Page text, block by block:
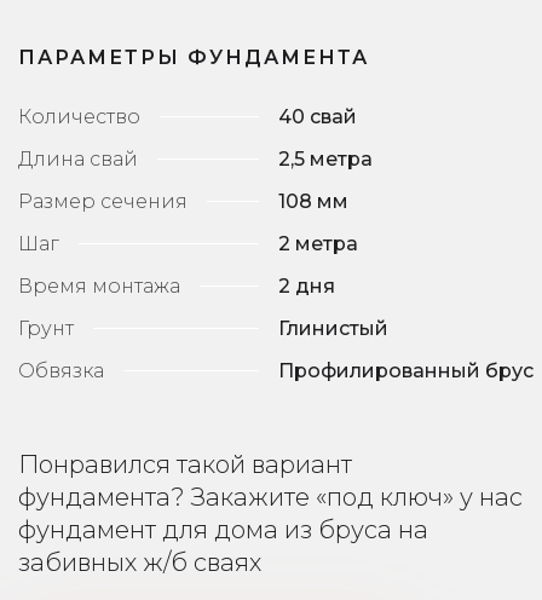
ПАРАМЕТРЫ ФУНДАМЕНТА
Количество
40 свай
Длина свай
2,5 метра
Размер сечения
108 мм
Шаг
2 метра
Время монтажа
2 дня
Грунт
Глинистый
Обвязка
Профилированный брус
Понравился такой вариант
фундамента? Закажите «под ключ» у нас
фундамент для дома из бруса на
забивных ж/б сваях